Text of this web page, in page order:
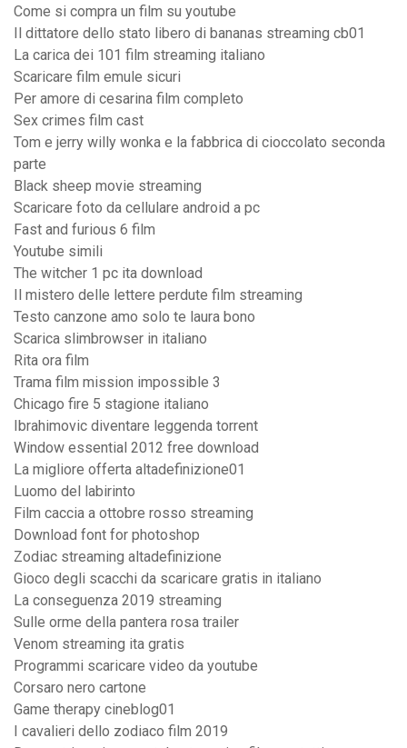
Come si compra un film su youtube
Il dittatore dello stato libero di bananas streaming cb01
La carica dei 101 film streaming italiano
Scaricare film emule sicuri
Per amore di cesarina film completo
Sex crimes film cast
Tom e jerry willy wonka e la fabbrica di cioccolato seconda
parte
Black sheep movie streaming
Scaricare foto da cellulare android a pc
Fast and furious 6 film
Youtube simili
The witcher 1 pc ita download
Il mistero delle lettere perdute film streaming
Testo canzone amo solo te laura bono
Scarica slimbrowser in italiano
Rita ora film
Trama film mission impossible 3
Chicago fire 5 stagione italiano
Ibrahimovic diventare leggenda torrent
Window essential 2012 free download
La migliore offerta altadefinizione01
Luomo del labirinto
Film caccia a ottobre rosso streaming
Download font for photoshop
Zodiac streaming altadefinizione
Gioco degli scacchi da scaricare gratis in italiano
La conseguenza 2019 streaming
Sulle orme della pantera rosa trailer
Venom streaming ita gratis
Programmi scaricare video da youtube
Corsaro nero cartone
Game therapy cineblog01
I cavalieri dello zodiaco film 2019